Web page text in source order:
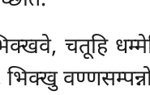
चतूहि
वण्णसम्पन्नो